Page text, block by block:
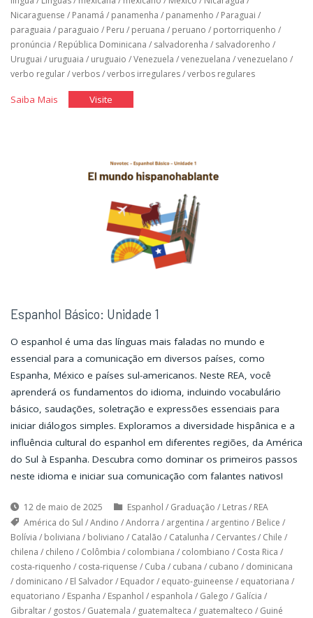
Nicaraguense / Panamá / panamenha / panamenho / Paraguai /
paraguaia / paraguaio / Peru / peruana / peruano / portorriquenho /
pronúncia / República Dominicana / salvadorenha / salvadorenho /
Uruguai / uruguaia / uruguaio /Venezuela /venezuelana /venezuelano /
verbo regular/verbos/verbos irregulares/verbos regulares
Saiba Mais"EspanholVisite"Espanhol
Espanhol Básico: Unidade 1
O espanhol é uma das línguas mais faladas no mundo e
essencial para a comunicação em diversos países, como
Espanha, México e países sul-americanos. Neste REA, você
aprenderá os fundamentos do idioma, incluindo vocabulário
básico, saudações, soletração e expressões essenciais para
iniciar diálogos simples. Exploramos a diversidade hispânica e a
influência cultural do espanhol em diferentes regiões, da América
do Sul à Espanha. Descubra como dominar os primeiros passos
neste idioma e iniciar sua comunicação com falantes nativos!
12 de maio de 2025 Espanhol / Graduação / Letras/ REA
América do Sul /Andino /Andorra / argentina / argentino / Belice /
Bolívia / boliviana / boliviano / Catalão / Catalunha / Cervantes/ Chile /
chilena / chileno / Colômbia / colombiana / colombiano / Costa Rica /
costa-riquenho / costa-riquense / Cuba / cubana / cubano / dominicana
/ dominicano / El Salvador/ Equador/ equato-guineense / equatoriana /
equatoriano / Espanha / Espanhol / espanhola / Galego / Galícia /
Gibraltar/ gostos/ Guatemala / guatemalteca / guatemalteco / Guiné